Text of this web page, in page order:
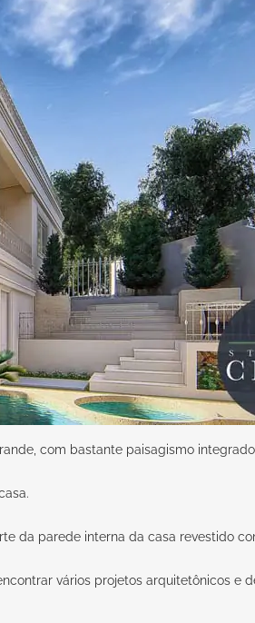
com bastante paisagismo
da parede interna da casa revestido
vários projetos arquitetônicos e